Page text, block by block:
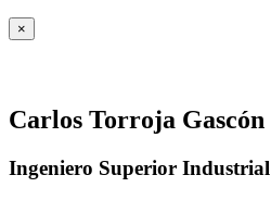
×
Carlos Torroja Gascón
Ingeniero Superior Industrial